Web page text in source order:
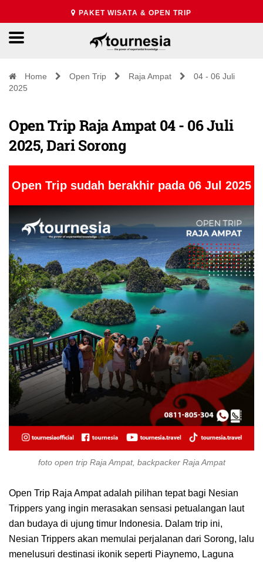
PAKET WISATA & OPEN TRIP
Home Open Trip Raja Ampat
04 - 06 Juli
2025
Open Trip Raja Ampat 04 - 06 Juli
2025, Dari Sorong
Open Trip sudah berakhir pada 06 Jul 2025
foto open trip Raja Ampat, backpacker Raja Ampat
Open Trip Raja Ampat adalah pilihan tepat bagi Nesian
Trippers yang ingin merasakan sensasi petualangan laut
dan budaya di ujung timur Indonesia. Dalam trip ini,
Nesian Trippers akan memulai perjalanan dari Sorong, lalu
menelusuri destinasi ikonik seperti Piaynemo, Laguna